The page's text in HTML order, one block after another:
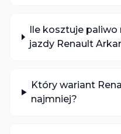
Ile kosztuje paliwo
jazdy Renault
Który wariant
najmniej?